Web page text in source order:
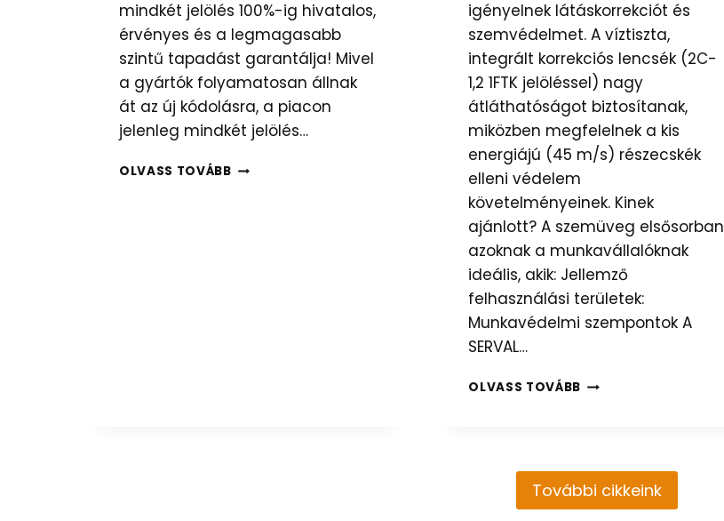
mindkét jelölés 100%-ig hivatalos,
érvényes és a legmagasabb
szintű tapadást garantálja! Mivel
a gyártók folyamatosan állnak
át az új kódolásra, a piacon
jelenleg mindkét jelölés…
OLVASS TOVÁBBS
igényelnek látáskorrekciót és
szemvédelmet. A víztiszta,
integrált korrekciós lencsék (2C-
1,2 1FTK jelöléssel) nagy
átláthatóságot biztosítanak,
miközben megfelelnek a kis
energiájú (45 m/s) részecskék
elleni védelem
követelményeinek. Kinek
ajánlott? A szemüveg elsősorban
azoknak a munkavállalóknak
ideális, akik: Jellemző
felhasználási területek:
Munkavédelmi szempontok A
SERVAL…
OLVASS TOVÁBB S
L
+
1
További cikkeink